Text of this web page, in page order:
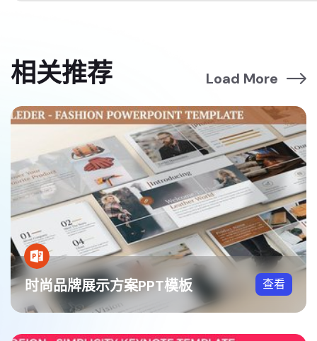
相关推荐 Load More
时尚品牌展示方案PPT模板 查看